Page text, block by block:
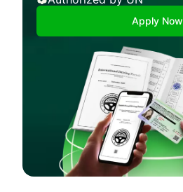
Apply Now